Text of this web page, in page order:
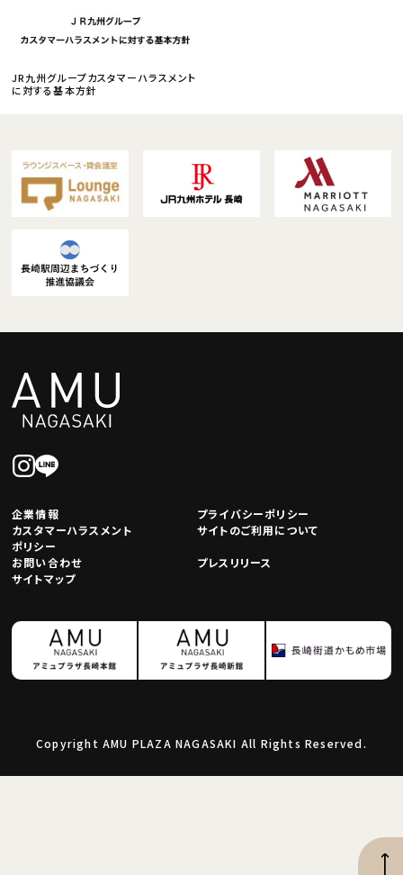
JR九州グループカスタマーハラスメント
に対する基本方針
企業情報
プライバシーポリシー
カスタマーハラスメント
ポリシー
サイトのご利用について
お問い合わせ
プレスリリース
サイトマップ
Copyright AMU PLAZA NAGASAKI All Rights Reserved.